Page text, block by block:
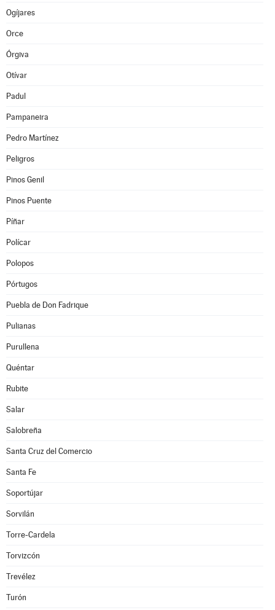
Ogíjares
Orce
Órgiva
Otívar
Padul
Pampaneira
Pedro Martínez
Peligros
Pinos Genil
Pinos Puente
Píñar
Polícar
Polopos
Pórtugos
Puebla de Don Fadrique
Pulianas
Purullena
Quéntar
Rubite
Salar
Salobreña
Santa Cruz del Comercio
Santa Fe
Soportújar
Sorvilán
Torre-Cardela
Torvizcón
Trevélez
Turón